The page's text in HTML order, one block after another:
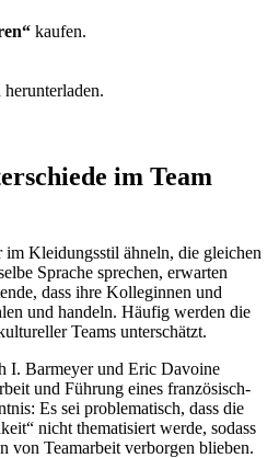
kaufen.
im Team
Kleidungsstil ähneln, die gleichen
Sprache sprechen, erwarten
dass ihre Kolleginnen und
und handeln. Häufig werden die
Teams unterschätzt.
I. Barmeyer und Eric Davoine
und Führung eines französisch-
Es sei problematisch, dass die
nicht thematisiert werde, sodass
von Teamarbeit verborgen blieben.